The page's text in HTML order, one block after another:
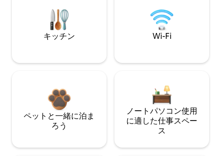
キッチン Wi-Fi
ペットと一緒に泊ま
ろう
ノートパソコン使用
に適した仕事スペー
ス